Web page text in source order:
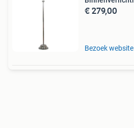
€ 279,00
Bezoek website